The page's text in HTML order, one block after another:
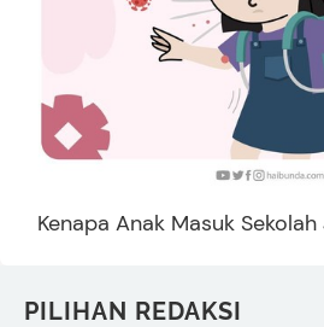
Kenapa Anak Masuk
PILIHAN REDAKSI